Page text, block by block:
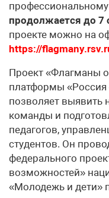
продолжается до 7
проекте можно на
https://
Проект «Флагманы
платформы «Россия
позволяет выявить
команды и
педагогов,
студентов. Он
федерального
возможностей»
«Молодежь и дети»